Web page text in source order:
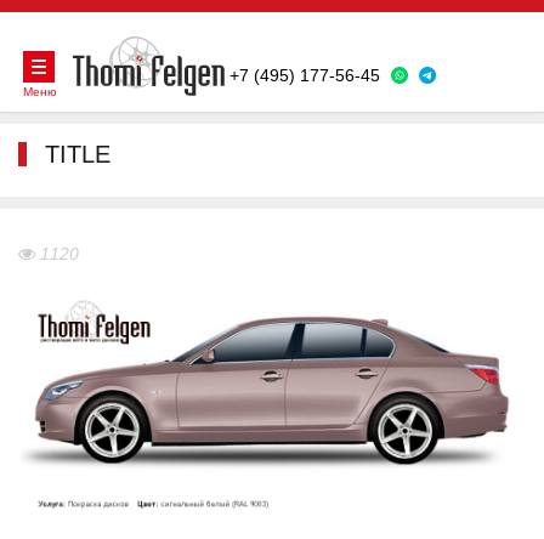
+7 (495) 177-56-45
Меню
TITLE
1120